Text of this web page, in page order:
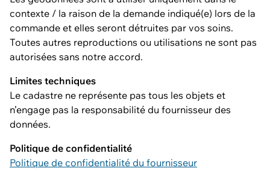
contexte / la raison de la demande indiqué(e) lors de la
commande et elles seront détruites par vos soins.
Toutes autres reproductions ou utilisations ne sont pas
autorisées sans notre accord.
Limites techniques
Le cadastre ne représente pas tous les objets et
n’engage pas la responsabilité du fournisseur des
données.
Politique de confidentialité
Politique de confidentialité du fournisseur